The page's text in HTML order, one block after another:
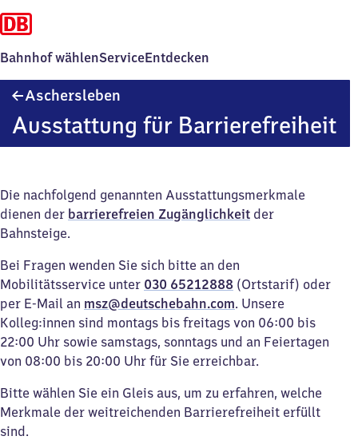
Bahnhof wählenServiceEntdecken
Aschersleben
Ausstattung für Barrierefreiheit
Die nachfolgend genannten Ausstattungsmerkmale
dienen der barrierefreien Zugänglichkeit der
Bahnsteige.
Bei Fragen wenden Sie sich bitte an den
Mobilitätsservice unter 030 65212888 (Ortstarif) oder
per E-Mail an msz@deutschebahn.com. Unsere
Kolleg:innen sind montags bis freitags von 06:00 bis
22:00 Uhr sowie samstags, sonntags und an Feiertagen
von 08:00 bis 20:00 Uhr für Sie erreichbar.
Bitte wählen Sie ein Gleis aus, um zu erfahren, welche
Merkmale der weitreichenden Barrierefreiheit erfüllt
sind.